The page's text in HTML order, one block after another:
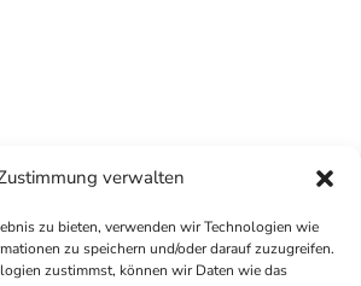
verwalten
zu bieten, verwenden wir Technologien wie
zu speichern und/oder darauf zuzugreifen.
zustimmst, können wir Daten wie das